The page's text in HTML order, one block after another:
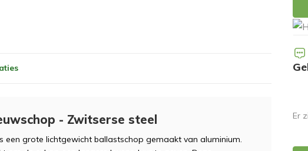
- Zwitserse steel
een grote lichtgewicht ballastschop gemaakt van aluminium.
Er